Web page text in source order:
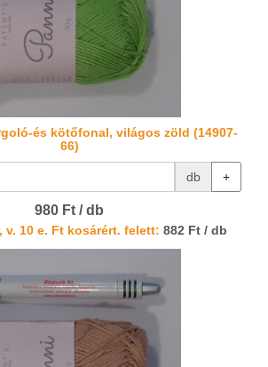
és kötőfonal, világos zöld (14907-
66)
db +
980 Ft / db
v. 10 e. Ft kosárért. felett: 882 Ft / db